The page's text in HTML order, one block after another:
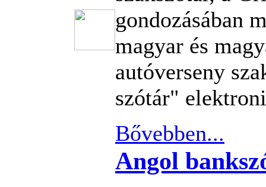
gondozásában
magyar és
autóverseny
szótár"
Bővebben...
Angol